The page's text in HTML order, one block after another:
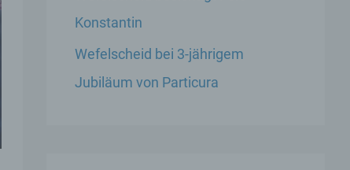
Konstantin
Wefelscheid bei 3-jährigem
Jubiläum von Particura